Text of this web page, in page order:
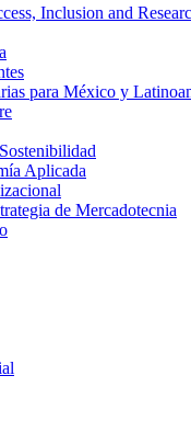
Inclusion and
para México y
Aplicada
de Mercadotecnia